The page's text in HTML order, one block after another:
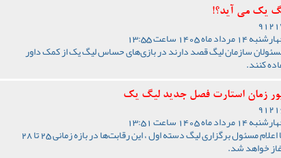
14 مرداد ماه 1405 ساعت 13:55
سازمان لیگ قصد دارند در بازی‌های حساس لیگ یک از کمک داور
کنند.
زمان استارت فصل جدید لیگ یک
14 مرداد ماه 1405 ساعت 13:51
با اعلام مسئول برگزاری لیگ دسته اول ، این رقابت‌ها در بازه زمانی 25 تا 28
خواهد شد.